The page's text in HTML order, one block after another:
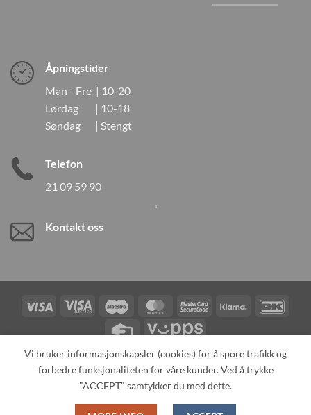
Åpningstider
Man - Fre | 10-20
Lørdag | 10-18
Søndag | Stengt
Telefon
21 09 59 90
Kontakt oss
Visa
Visa
Electron
Maestro MasterCardMasterCardKlarna
Credit
Vipps
TILBAKEKALLINGER KONTAKT OSS
OM OSS
SPESIALBESTILLING
MIN KONTO ALL PRODUCTS
Copyright 2026 ©Neo Tokyo by Neo Tokyo Norway AS -With Love
Vi bruker informasjonskapsler (cookies) for å spore trafikk og
forbedre funksjonaliteten for våre kunder. Ved å trykke
"ACCEPT" samtykker du med dette.